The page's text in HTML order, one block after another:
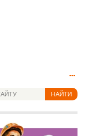
НАЙТИ